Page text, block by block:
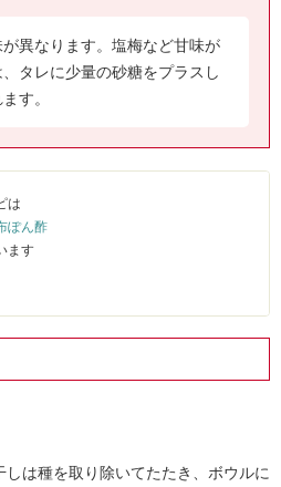
異なります。塩梅など甘味が
タレに少量の砂糖をプラスし
す。
は
ぽん酢
ます
は種を取り除いてたたき、ボウルに